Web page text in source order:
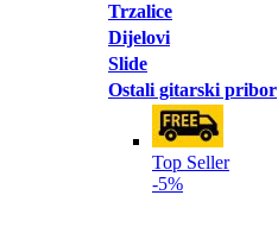
Trzalice
Dijelovi
Slide
Ostali gitarski pribor
Top Seller
-5%